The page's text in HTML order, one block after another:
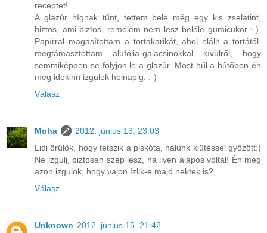
receptet!
A glazúr hígnak tűnt, tettem bele még egy kis zselatint,
biztos, ami biztos, remélem nem lesz belőle gumicukor :-).
Papírral magasítottam a tortakarikát, ahol elállt a tortától,
megtámasztottam alufólia-galacsinokkal kívülről, hogy
semmiképpen se folyjon le a glazúr. Most hűl a hűtőben én
meg idekinn izgulok holnapig. :-)
Válasz
Moha
2012. június 13. 23:03
Lidi örülök, hogy tetszik a piskóta, nálunk kiütéssel győzött:)
Ne izgulj, biztosan szép lesz, ha ilyen alapos voltál! Én meg
azon izgulok, hogy vajon ízlik-e majd nektek is?
Válasz
Unknown 2012. június 15. 21:42